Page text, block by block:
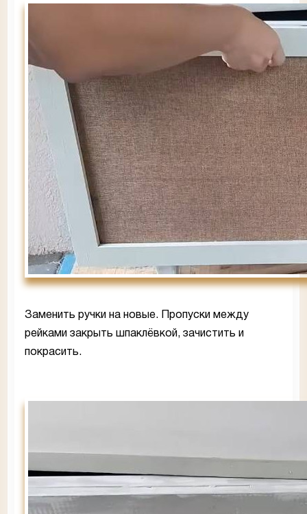
Заменить ручки на новые. Пропуски между
рейками закрыть шпаклёвкой, зачистить и
покрасить.